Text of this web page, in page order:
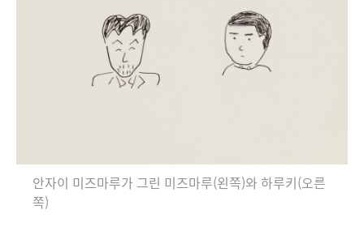
안자이 미즈마루가 그린 미즈마루(왼쪽)와 하루키(오른
쪽)